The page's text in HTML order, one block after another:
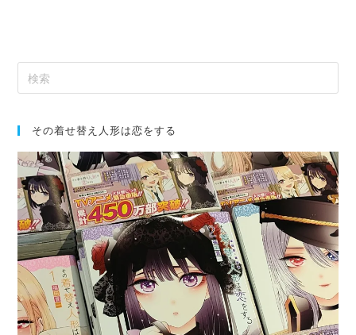
the
その着せ替え人形は恋をする